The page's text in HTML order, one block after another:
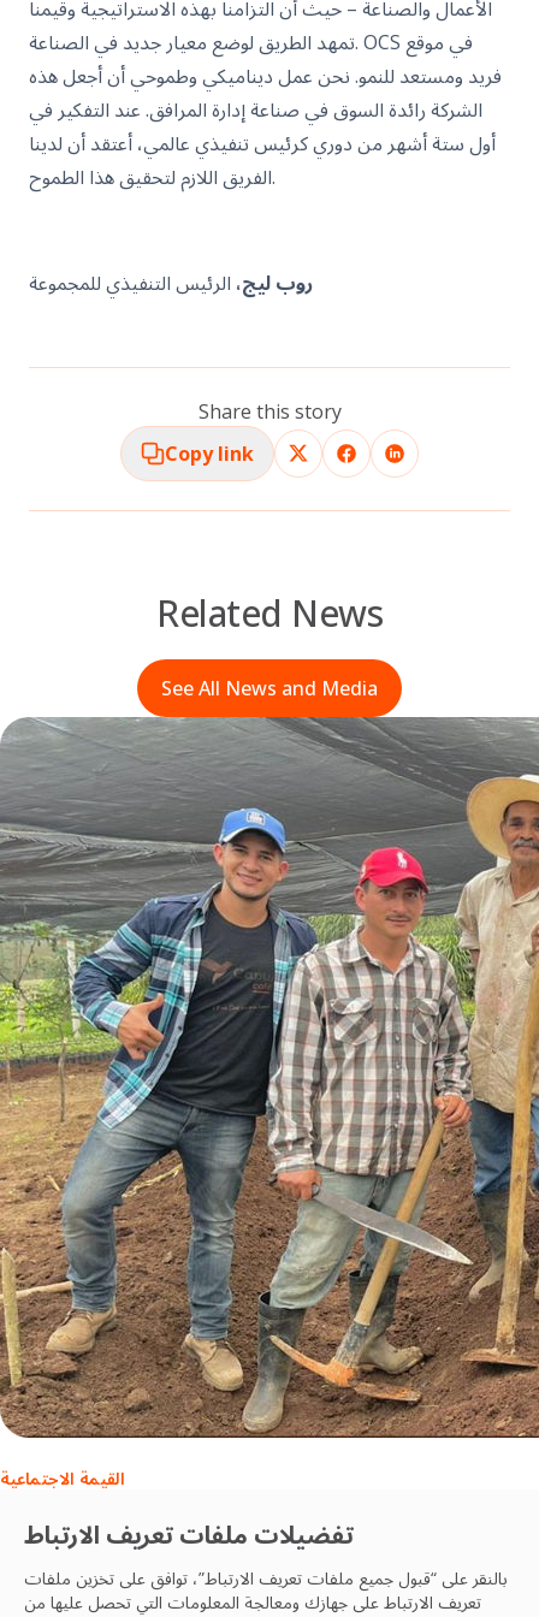
تفضيلات ملفات تعريف الارتباط
بالنقر على “قبول جميع ملفات تعريف الارتباط”، توافق على تخزين ملفات
تعريف الارتباط على جهازك ومعالجة المعلومات التي تحصل عليها من
الأعمال والصناعة – حيث أن التزامنا بهذه الاستراتيجية وقيمنا
تمهد الطريق لوضع معيار جديد في الصناعة. OCS في موقع
فريد ومستعد للنمو. نحن عمل ديناميكي وطموحي أن أجعل هذه
الشركة رائدة السوق في صناعة إدارة المرافق. عند التفكير في
أول ستة أشهر من دوري كرئيس تنفيذي عالمي، أعتقد أن لدينا
الفريق اللازم لتحقيق هذا الطموح.
روب ليج، الرئيس التنفيذي للمجموعة
Share this story
Copy link
Related News
See All News and Media
القيمة الاجتماعية
OCS Team
27 Dec, 2023